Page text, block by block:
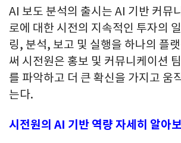
AI 보도 분석의 출시는 AI 기반 커뮤
로에 대한 시전의 지속적인 투자의
링, 분석, 보고 및 실행을 하나의 플
써 시전원은 홍보 및 커뮤니케이션
를 파악하고 더 큰 확신을 가지고 움
는다.
시전원의 AI 기반 역량 자세히 알아보